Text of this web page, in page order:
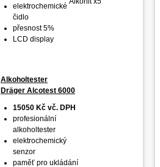
elektrochemické
čidlo
přesnost 5%
LCD display
Alkoholtester
Dräger Alcotest 6000
15050 Kč vč. DPH
profesionální
alkoholtester
elektrochemický
senzor
paměť pro ukládání